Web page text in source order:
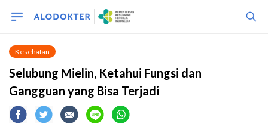
Kesehatan
Selubung Mielin, Ketahui Fungsi dan
Gangguan yang Bisa Terjadi